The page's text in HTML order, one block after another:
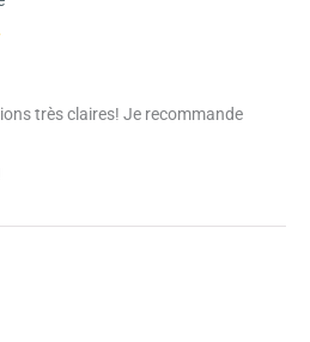
très claires! Je recommande